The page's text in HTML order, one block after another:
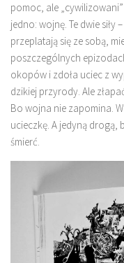
pomoc, ale
jedno: wojnę. Te dwie siły
przeplatają się ze sobą,
poszczególnych
okopów i zdoła uciec z
dzikiej przyrody. Ale
Bo wojna nie zapomina.
ucieczkę. A jedyną
śmierć.